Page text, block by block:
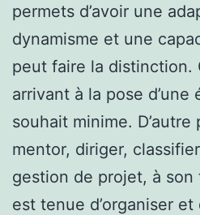
permets d’avoir une
dynamisme et une
peut faire la distinction.
arrivant à la pose d’une
souhait minime. D’autre
mentor, diriger,
gestion de projet, à
est tenue d’organiser et